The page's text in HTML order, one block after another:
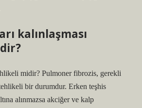
kalınlaşması
midir? Pulmoner fibrozis, gerekli
bir durumdur. Erken teşhis
alınmazsa akciğer ve kalp